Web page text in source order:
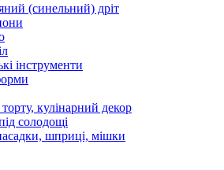
(синельний) дріт
інструменти
кулінарний декор
солодощі
шприці, мішки